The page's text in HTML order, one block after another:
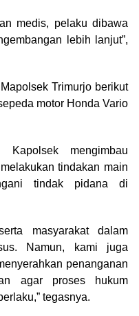
medis, pelaku dibawa
lebih lanjut”,
Trimurjo berikut
motor Honda Vario
Kapolsek mengimbau
tindakan main
tindak pidana di
masyarakat dalam
Namun, kami juga
penanganan
agar proses hukum
tegasnya.